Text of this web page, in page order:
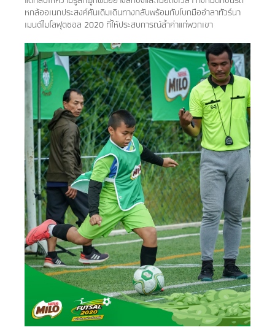
หกล้ออเนกประสงค์คันเดิมเดินทางกลับพร้อมกับโบกมืออำลาทัวร์นา
เมนต์ไมโลฟุตซอล 2020 ที่ให้ประสบการณ์ล้ำค่าแก่พวกเขา